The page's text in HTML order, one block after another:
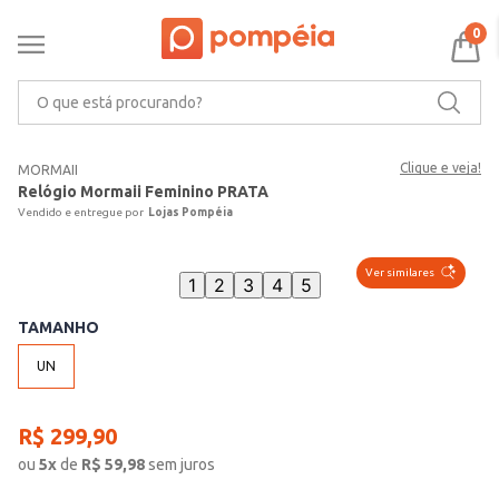
0
MORMAII Clique e veja!
Relógio Mormaii Feminino PRATA
Lojas Pompéia
Ver similares
1 2 3 4 5
TAMANHO
UN
R$ 299,90
ou 5xde R$ 59,98sem juros